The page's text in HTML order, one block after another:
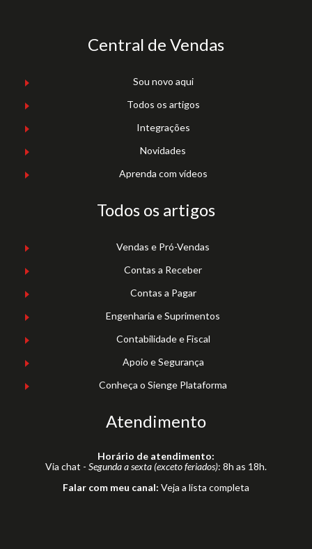
Central de Vendas
Sou novo aqui
Todos os artigos
Integrações
Novidades
Aprenda com vídeos
Todos os artigos
Vendas e Pró-Vendas
Contas a Receber
Contas a Pagar
Engenharia e Suprimentos
Contabilidade e Fiscal
Apoio e Segurança
Conheça o Sienge Plataforma
Atendimento
Horário de atendimento:
Via chat - Segunda a sexta (exceto feriados): 8h as 18h.
Falar com meu canal: Veja a lista completa